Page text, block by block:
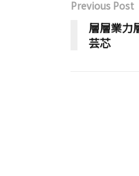
Previous Post
層層業力
芸芯